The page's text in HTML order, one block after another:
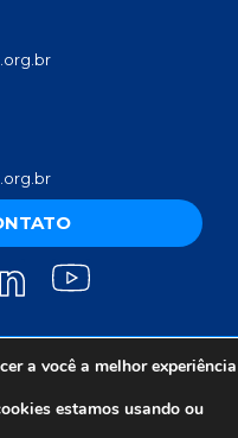
AVISO SOBRE COOKIES
- 08.458.084/0001-13
a você a melhor experiência
estamos usando ou